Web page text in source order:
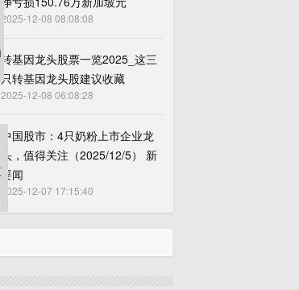
2025-12-08 08:08:08
转基因龙头股票一览2025_这三
只转基因龙头股建议收藏
2025-12-08 06:08:28
中国股市：4只奶粉上市企业龙
头，值得关注（2025/12/5） 新
要闻
2025-12-07 17:15:40